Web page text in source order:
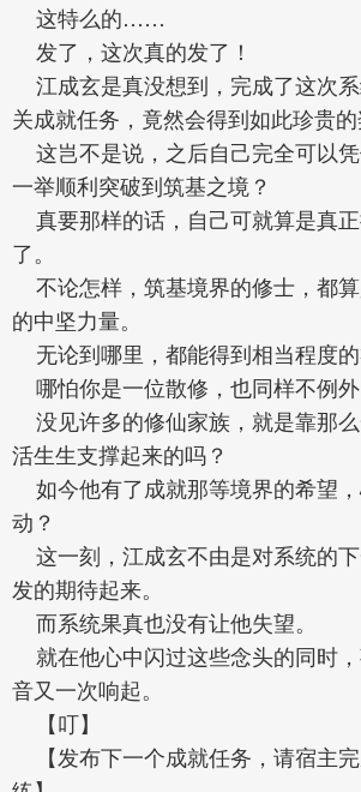
这特么的……
发了，这次真的发了！
江成玄是真没想到，完成了这次
关成就任务，竟然会得到如此珍贵的
这岂不是说，之后自己完全可以凭
一举顺利突破到筑基之境？
真要那样的话，自己可就算是真
了。
不论怎样，筑基境界的修士，都
的中坚力量。
无论到哪里，都能得到相当程度的
哪怕你是一位散修，也同样不例外
没见许多的修仙家族，就是靠那
活生生支撑起来的吗？
如今他有了成就那等境界的希望
动？
这一刻，江成玄不由是对系统的
发的期待起来。
而系统果真也没有让他失望。
就在他心中闪过这些念头的同时
音又一次响起。
【叮】
【发布下一个成就任务，请宿主